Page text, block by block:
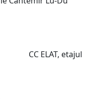
CC ELAT, etajul